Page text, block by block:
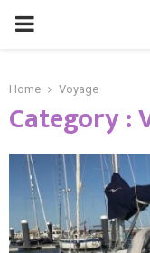
PRIMARY
Home Voyage
Category :